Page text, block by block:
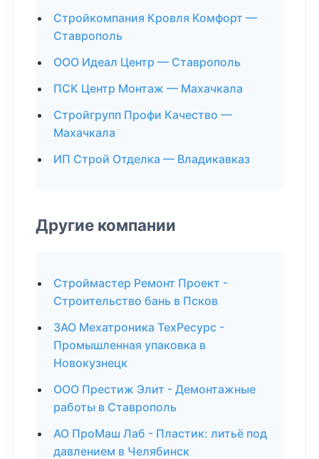
Стройкомпания Кровля Комфорт —
Ставрополь
ООО Идеал Центр — Ставрополь
ПСК Центр Монтаж — Махачкала
Стройгрупп Профи Качество —
Махачкала
ИП Строй Отделка — Владикавказ
Другие компании
Строймастер Ремонт Проект -
Строительство бань в Псков
ЗАО Мехатроника ТехРесурс -
Промышленная упаковка в
Новокузнецк
ООО Престиж Элит - Демонтажные
работы в Ставрополь
АО ПроМаш Лаб - Пластик: литьё под
давлением в Челябинск